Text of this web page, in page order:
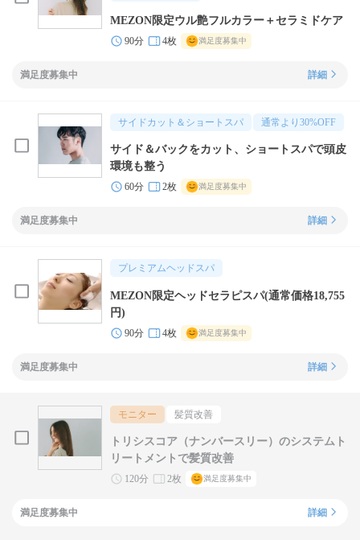
MEZON限定ウル艶フルカラー＋セラミドケア
90分 4枚 満足度募集中
満足度募集中 詳細
サイドカット＆ショートスパ 通常より 30%OFF
サイド＆バックをカット、ショートスパで頭皮
環境も整う
60分 2枚 満足度募集中
満足度募集中 詳細
プレミアムヘッドスパ
MEZON限定ヘッドセラピスパ(通常価格18,755
円)
90分 4枚 満足度募集中
満足度募集中 詳細
モニター 髪質改善
トリシスコア（ナンバースリー）のシステムト
リートメントで髪質改善
120分 2枚 満足度募集中
満足度募集中 詳細